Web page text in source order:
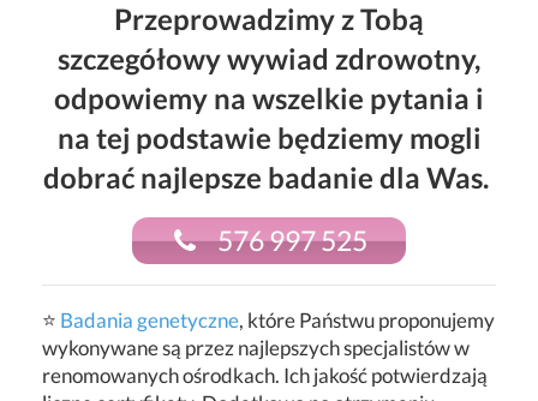
Przeprowadzimy z Tobą
szczegółowy wywiad zdrowotny,
odpowiemy na wszelkie pytania i
na tej podstawie będziemy mogli
dobrać najlepsze badanie dla Was.
576 997 525
⭐ Badania genetyczne, które Państwu proponujemy
wykonywane są przez najlepszych specjalistów w
renomowanych ośrodkach. Ich jakość potwierdzają